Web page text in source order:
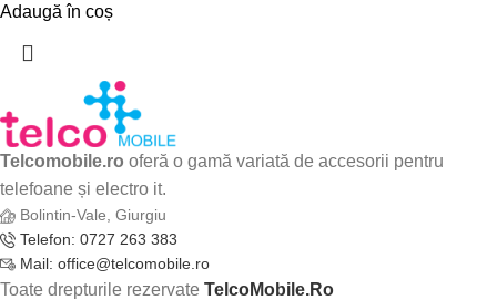
Adaugă în coș
Telcomobile.ro oferă o gamă variată de accesorii pentru
telefoane și electro it.
Bolintin-Vale, Giurgiu
Telefon: 0727 263 383
Mail: office@telcomobile.ro
Toate drepturile rezervate TelcoMobile.Ro